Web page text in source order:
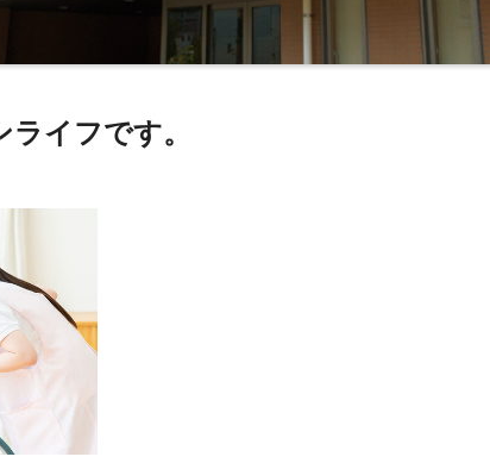
イフです。